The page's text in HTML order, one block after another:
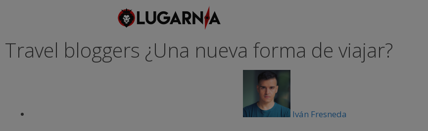
Travel bloggers ¿Una nueva forma de viajar?
Iván Fresneda